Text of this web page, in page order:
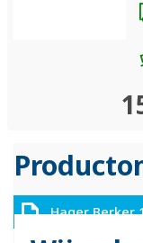
Hager Berker